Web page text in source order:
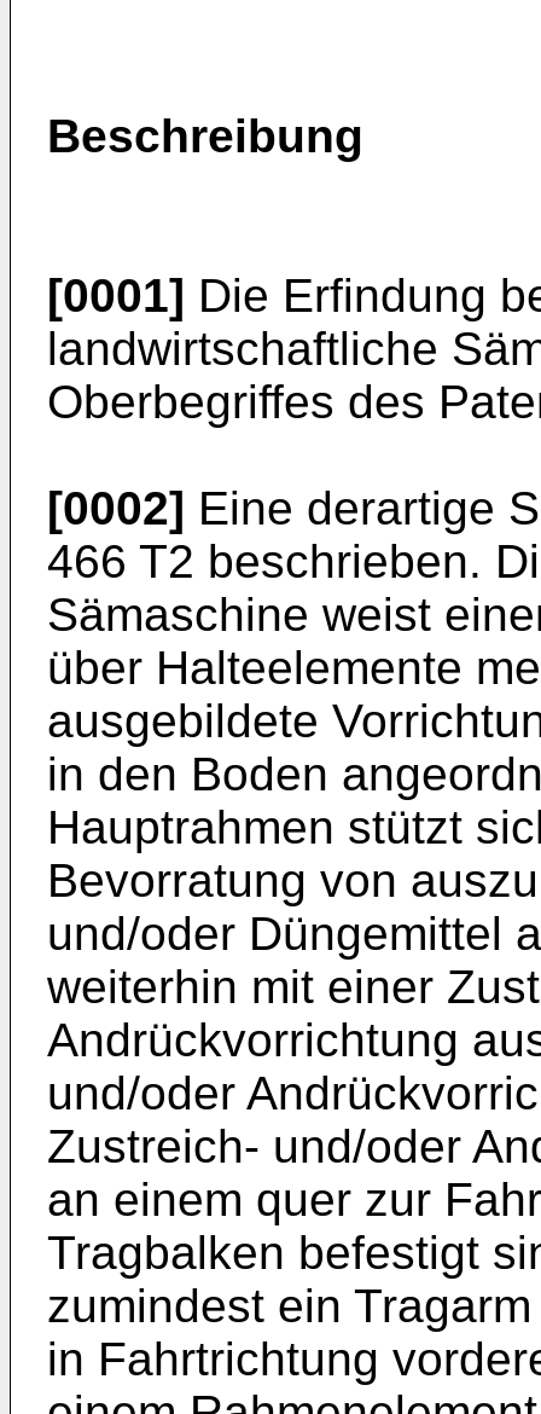
Beschreibung
[0001] Die Erfindung
landwirtschaftliche
Oberbegriffes des
[0002] Eine derartige
466 T2 beschrieben.
Sämaschine weist
über Halteelemente
ausgebildete
in den Boden
Hauptrahmen stützt
Bevorratung von
und/oder Düngemittel
weiterhin mit einer
Andrückvorrichtung
und/oder
Zustreich- und/oder
an einem quer zur
Tragbalken befestigt
zumindest ein
in Fahrtrichtung